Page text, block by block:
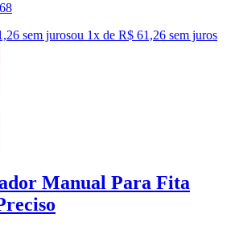
68
sem jurosou 1x de R$ 61,26 sem juros
Manual Para Fita